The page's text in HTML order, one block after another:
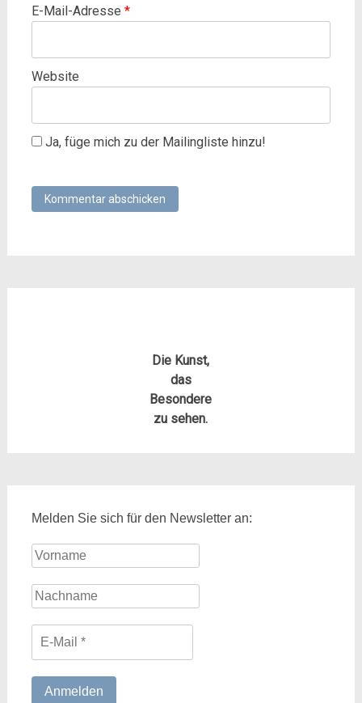
E-Mail-Adresse *
Website
Ja, füge mich zu der Mailingliste hinzu!
Die Kunst,
das
Besondere
zu sehen.
Melden Sie sich für den Newsletter an: